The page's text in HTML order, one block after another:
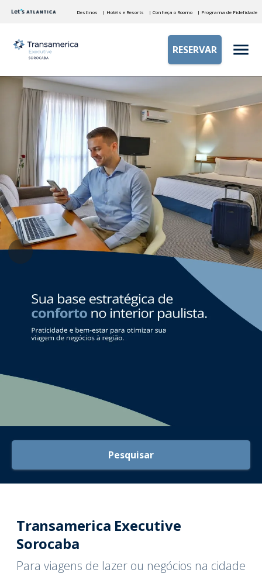
Destinos | Hotéis e Resorts | Conheça o Roomo | Programa de Fidelidade
RESERVAR
Pesquisar
Transamerica Executive
Sorocaba
Para viagens de lazer ou negócios na cidade